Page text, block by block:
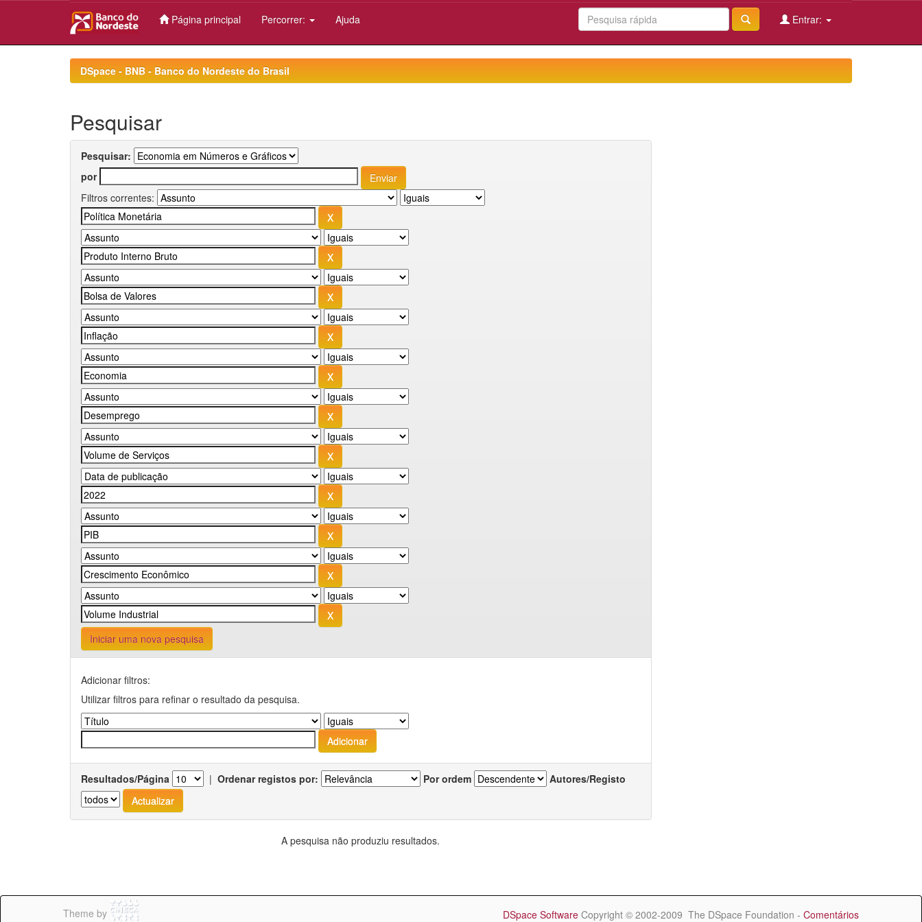
Página principal Percorrer: Ajuda Entrar:
DSpace - BNB - Banco do Nordeste do Brasil
Pesquisar
Pesquisar:
por
Filtros correntes:
Iniciar uma nova pesquisa
Adicionar filtros:
Utilizar filtros para refinar o resultado da pesquisa.
Resultados/Página | Ordenar registos por: Por ordem Autores/Registo
A pesquisa não produziu resultados.
Theme by DSpace Software Copyright © 2002-2009 The DSpace Foundation - Comentários